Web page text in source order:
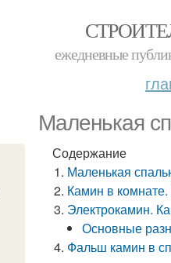
ежедневные
Маленькая
Содержание
Маленькая
Камин в
Электрокамин.
Основные
Фальш камин в